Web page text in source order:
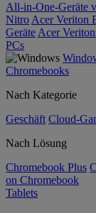
All-in-One-Geräte
Nitro Acer Veriton
Geräte Acer
PCs
Chromebooks
Nach Kategorie
Geschäft Cloud-
Nach Lösung
Chromebook Plus
on Chromebook
Tablets